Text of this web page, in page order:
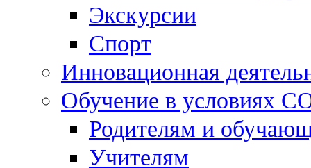
Экскурсии
Спорт
Инновационная
Обучение в условиях
Родителям и
Учителям